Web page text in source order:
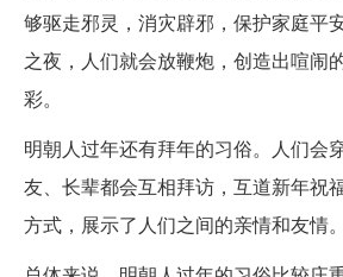
够驱走邪灵，消灾辟邪，保护家庭平
之夜，人们就会放鞭炮，创造出喧闹
彩。
明朝人过年还有拜年的习俗。人们会
友、长辈都会互相拜访，互道新年祝
方式，展示了人们之间的亲情和友情。